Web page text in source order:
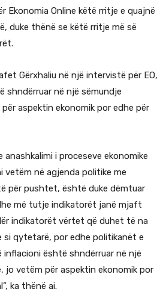
Ekonomia Online këtë rritje e quajnë
duke thënë se këtë rritje më së
Gërxhaliu në një intervistë për EO,
shndërruar në një sëmundje
aspektin ekonomik por edhe për
anashkalimi i proceseve ekonomike
vetëm në agjenda politike me
për pushtet, është duke dëmtuar
më tutje indikatorët janë mjaft
indikatorët vërtet që duhet të na
qytetarë, por edhe politikanët e
është shndërruar në një
jo vetëm për aspektin ekonomik por
ka thënë ai.